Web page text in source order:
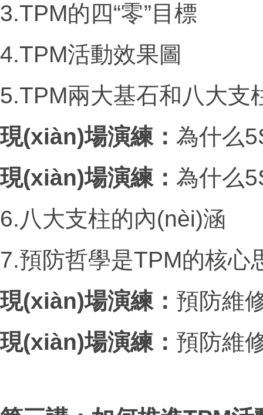
3.TPM的四“零”目標
4.TPM活動效果圖
5.TPM兩大基石和八大支
現(xiàn)場演練： 為什么
現(xiàn)場演練： 為什么
6.八大支柱的內(nèi)涵
7.預防哲學是TPM的核心
現(xiàn)場演練： 預防維
現(xiàn)場演練： 預防維